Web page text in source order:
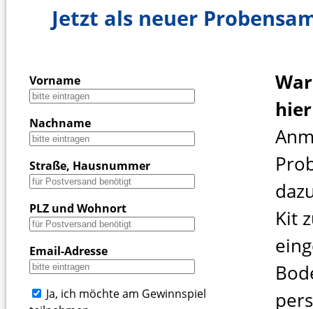
Jetzt als neuer
Vorname
Nachname
Straße, Hausnummer
PLZ und Wohnort
Email-Adresse
Ja, ich möchte am Gewinnspiel
Kit